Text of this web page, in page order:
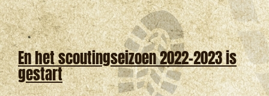
En het scoutingseizoen 2022-2023 is
gestart